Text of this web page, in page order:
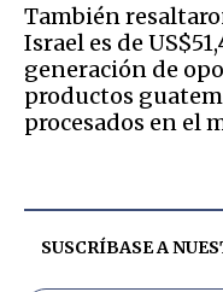
También
Israel es de
generación de
productos
procesados en el
SUSCRÍBASE A